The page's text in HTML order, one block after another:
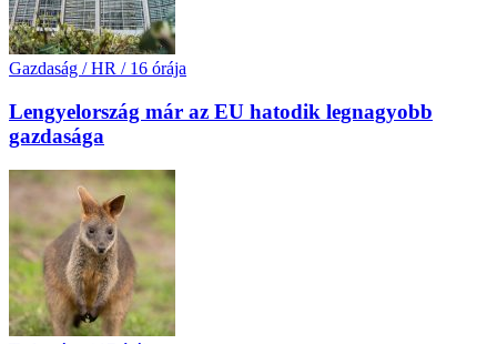
Gazdaság / HR / 16 órája
Lengyelország már az EU hatodik legnagyobb
gazdasága